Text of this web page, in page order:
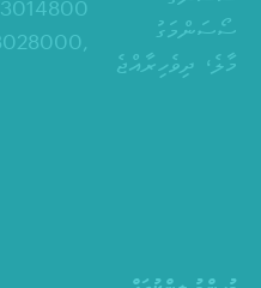
ސޯސަންމަގު
މާލެ، ދިވެހިރާއްޖެ
3014800
,3028000